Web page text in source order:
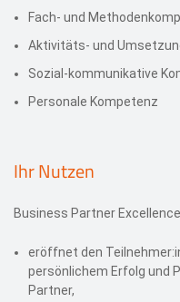
Fach- und
Aktivitäts- und
Sozial-kommunikative
Personale Kompetenz
Ihr Nutzen
Business Partner Excellence
eröffnet den
persönlichem Erfolg und
Partner,